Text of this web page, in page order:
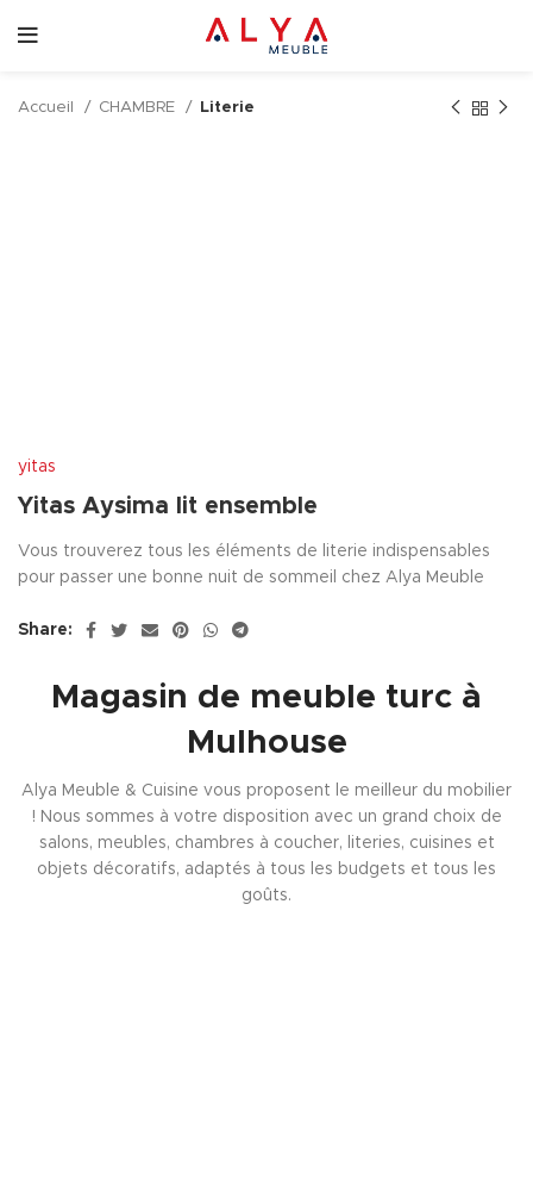
Accueil CHAMBRE Literie
yitas
Yitas Aysima lit ensemble
Vous trouverez tous les éléments de literie indispensables
pour passer une bonne nuit de sommeil chez Alya Meuble
Share:
Magasin de meuble turc à
Mulhouse
Alya Meuble & Cuisine vous proposent le meilleur du mobilier
! Nous sommes à votre disposition avec un grand choix de
salons, meubles, chambres à coucher, literies, cuisines et
objets décoratifs, adaptés à tous les budgets et tous les
goûts.